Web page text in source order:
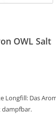
OWL Salt
Longfill: Das
dampfbar.